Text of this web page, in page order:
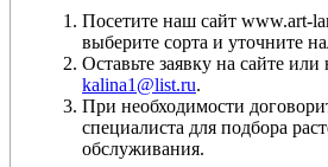
Посетите наш сайт www.art-
выберите сорта и уточните
Оставьте заявку на сайте
kalina1@list.ru.
При необходимости
специалиста для подбора
обслуживания.